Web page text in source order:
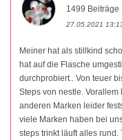
1499 Beiträge
27.05.2021
Meiner hat als stillkind
hat auf die Flasche
durchprobiert.. Von teuer
Steps von nestle. Vorallem
anderen Marken leider
viele Marken haben bei
steps trinkt läuft alles rund.